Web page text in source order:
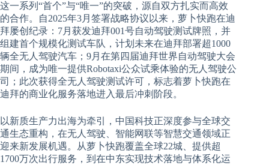
这一系列“首个”与“唯一”的突破，源自双方扎实而高效
的合作。自2025年3月签署战略协议以来，萝卜快跑在迪
拜屡创纪录：7月获发迪拜001号自动驾驶测试牌照，并
组建首个规模化测试车队，计划未来在迪拜部署超1000
辆全无人驾驶汽车；9月在第四届迪拜世界自动驾驶大会
期间，成为唯一提供Robotaxi公众试乘体验的无人驾驶公
司；此次获得全无人驾驶测试许可，标志着萝卜快跑在
迪拜的商业化服务落地进入最后冲刺阶段。
以新质生产力出海为牵引，中国科技正深度参与全球交
通生态重构，在无人驾驶、智能网联等智慧交通领域正
迎来新发展机遇。从萝卜快跑覆盖全球22城、提供超
1700万次出行服务，到在中东实现技术落地与体系化运